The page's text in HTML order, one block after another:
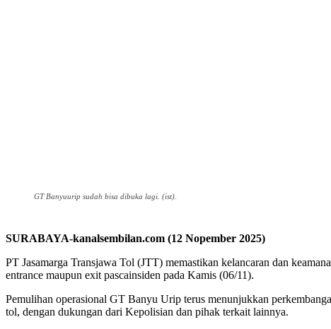
GT Banyuurip sudah bisa dibuka lagi. (ist).
SURABAYA-kanalsembilan.com (12 Nopember 2025)
PT Jasamarga Transjawa Tol (JTT) memastikan kelancaran dan
entrance maupun exit pascainsiden pada Kamis (06/11).
Pemulihan operasional GT Banyu Urip terus menunjukkan
tol, dengan dukungan dari Kepolisian dan pihak terkait lainnya.